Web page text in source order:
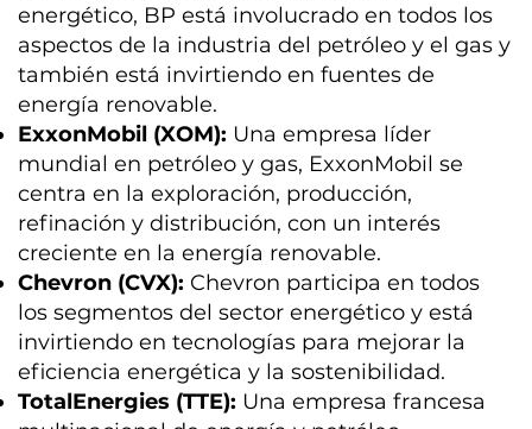
energético, BP está involucrado en todos los
aspectos de la industria del petróleo y el gas y
también está invirtiendo en fuentes de
energía renovable.
ExxonMobil (XOM): Una empresa líder
mundial en petróleo y gas, ExxonMobil se
centra en la exploración, producción,
refinación y distribución, con un interés
creciente en la energía renovable.
Chevron (CVX): Chevron participa en todos
los segmentos del sector energético y está
invirtiendo en tecnologías para mejorar la
eficiencia energética y la sostenibilidad.
TotalEnergies (TTE): Una empresa francesa